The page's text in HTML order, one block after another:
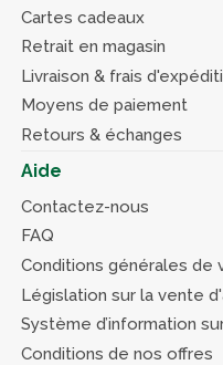
Cartes cadeaux
Retrait en magasin
Livraison & frais
Moyens de paiement
Retours & échanges
Aide
Contactez-nous
FAQ
Conditions générales de
Législation sur la vente
Système d’information
Conditions de nos offres